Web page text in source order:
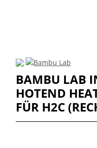
BAMBU LAB
HOTEND
FÜR H2C